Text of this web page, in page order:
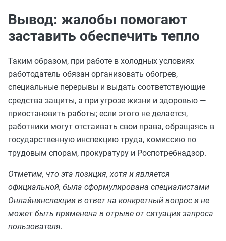
Вывод: жалобы помогают
заставить обеспечить тепло
Таким образом, при работе в холодных условиях
работодатель обязан организовать обогрев,
специальные перерывы и выдать соответствующие
средства защиты, а при угрозе жизни и здоровью —
приостановить работы; если этого не делается,
работники могут отстаивать свои права, обращаясь в
государственную инспекцию труда, комиссию по
трудовым спорам, прокуратуру и Роспотребнадзор.
Отметим, что эта позиция, хотя и является
официальной, была сформулирована специалистами
Онлайнинспекции в ответ на конкретный вопрос и не
может быть применена в отрыве от ситуации запроса
пользователя.